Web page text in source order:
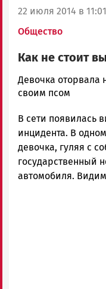
22 июля 2014 в 11:01
Общество
Как не стоит
admintimur
Новости
и
Карелии
|
Петрозаводск
ГОВОРИТ
Девочка оторвала
своим псом
В сети появилась
инцидента. В
девочка, гуляя с
государственный
автомобиля.